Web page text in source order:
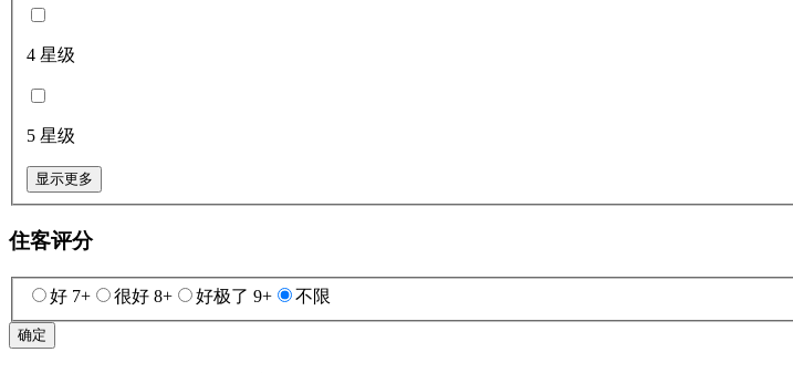
4 星级
5 星级
显示更多
住客评分
好 7+ 很好 8+ 好极了 9+ 不限
确定